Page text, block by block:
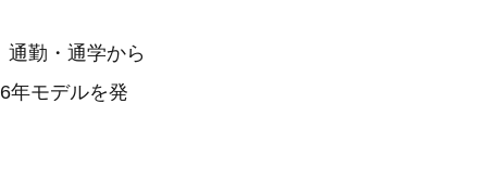
勤・通学から
年モデルを発